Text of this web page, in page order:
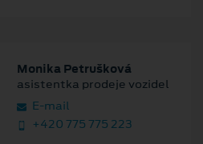
Monika Petrušková
asistentka prodeje vozidel
E‑mail
+420 775 775 223